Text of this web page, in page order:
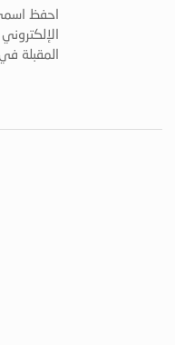
احفظ
المقبلة